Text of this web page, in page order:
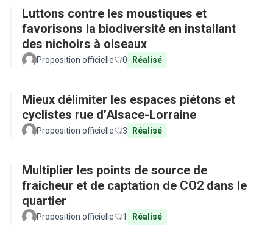
Luttons contre les moustiques et
favorisons la biodiversité en installant
des nichoirs à oiseaux
Proposition officielle 0 Réalisé
Mieux délimiter les espaces piétons et
cyclistes rue d’Alsace-Lorraine
Proposition officielle 3 Réalisé
Multiplier les points de source de
fraicheur et de captation de CO2 dans le
quartier
Proposition officielle 1 Réalisé